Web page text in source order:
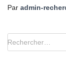
Par admin-
R
e
Rechercher…